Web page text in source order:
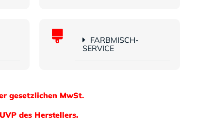
FARBMISCH-
SERVICE
gesetzlichen MwSt.
UVP des Herstellers.